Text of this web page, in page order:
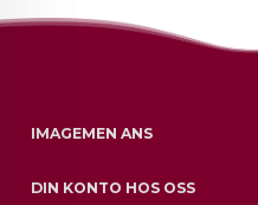
IMAGEMEN ANS
DIN KONTO HOS OSS